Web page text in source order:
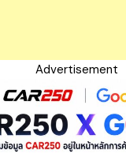
Advertisement